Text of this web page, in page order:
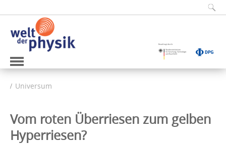
Universum
Vom roten Überriesen zum gelben
Hyperriesen?